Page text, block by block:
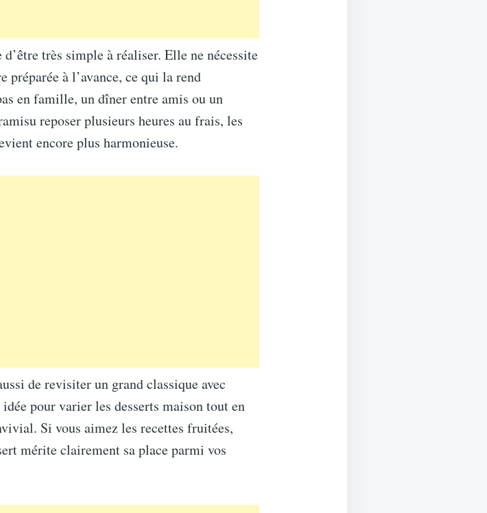
très simple à réaliser. Elle ne nécessite
préparée à l’avance, ce qui la rend
en famille, un dîner entre amis ou un
reposer plusieurs heures au frais, les
encore plus harmonieuse.
de revisiter un grand classique avec
pour varier les desserts maison tout en
Si vous aimez les recettes fruitées,
mérite clairement sa place parmi vos